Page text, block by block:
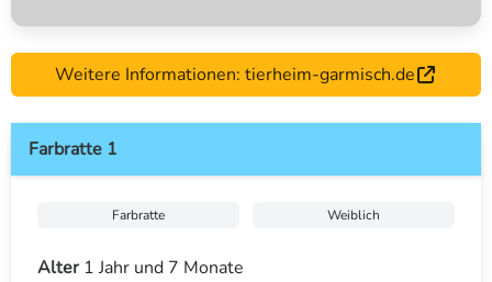
Weitere Informationen: tierheim-garmisch.de
Farbratte 1
Farbratte Weiblich
Alter1 Jahr und 7 Monate